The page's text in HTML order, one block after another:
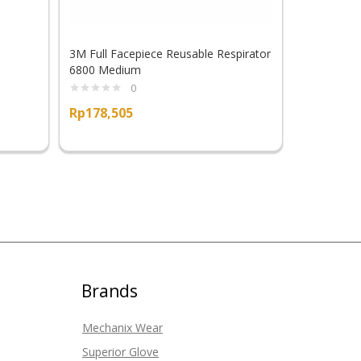
3M Full Facepiece Reusable Respirator
6800 Medium
0
Rp178,505
Brands
Mechanix Wear
Superior Glove